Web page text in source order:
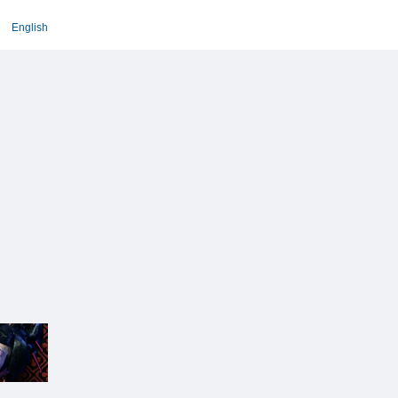
English